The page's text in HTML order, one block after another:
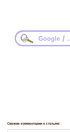
Google /
Свежие комментарии к статьям: